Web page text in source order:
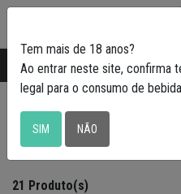
Transporte gratuito
21 Produto(s)
Tem mais de 18 anos?
Ao entrar neste site, confirma
legal para o consumo de
SIM NÃO